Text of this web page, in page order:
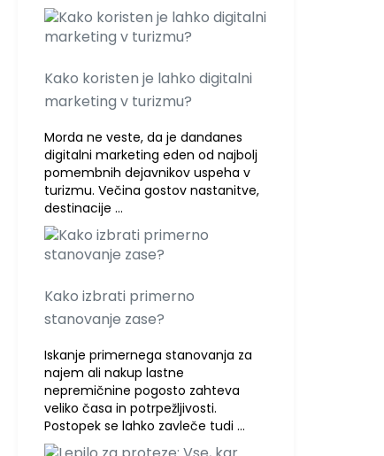
Kako koristen je lahko digitalni
marketing v turizmu?
Morda ne veste, da je dandanes
digitalni marketing eden od najbolj
pomembnih dejavnikov uspeha v
turizmu. Večina gostov nastanitve,
destinacije …
Kako izbrati primerno
stanovanje zase?
Iskanje primernega stanovanja za
najem ali nakup lastne
nepremičnine pogosto zahteva
veliko časa in potrpežljivosti.
Postopek se lahko zavleče tudi …